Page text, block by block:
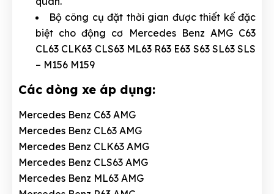
Bộ công cụ đặt thời gian được thiết kế đặc
biệt cho động cơ Mercedes Benz AMG C63
CL63 CLK63 CLS63 ML63 R63 E63 S63 SL63 SLS
– M156 M159
Các dòng xe áp dụng:
Mercedes Benz C63 AMG
Mercedes Benz CL63 AMG
Mercedes Benz CLK63 AMG
Mercedes Benz CLS63 AMG
Mercedes Benz ML63 AMG